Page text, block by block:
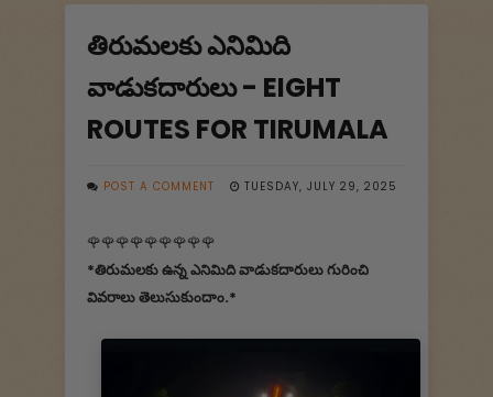
తిరుమలకు ఎనిమిది
వాడుకదారులు - EIGHT
ROUTES FOR TIRUMALA
POST A COMMENT TUESDAY, JULY 29, 2025
🌹🌹🌹🌹🌹🌹🌹🌹🌹
*తిరుమలకు ఉన్న ఎనిమిది వాడుకదారులు గురించి
వివరాలు తెలుసుకుందాం.*